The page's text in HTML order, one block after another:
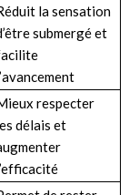
la sensation
submergé et
respecter
délais et